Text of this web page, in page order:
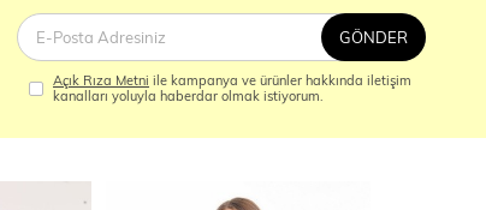
GÖNDER
Açık Rıza Metni ile kampanya ve ürünler hakkında iletişim
kanalları yoluyla haberdar olmak istiyorum.